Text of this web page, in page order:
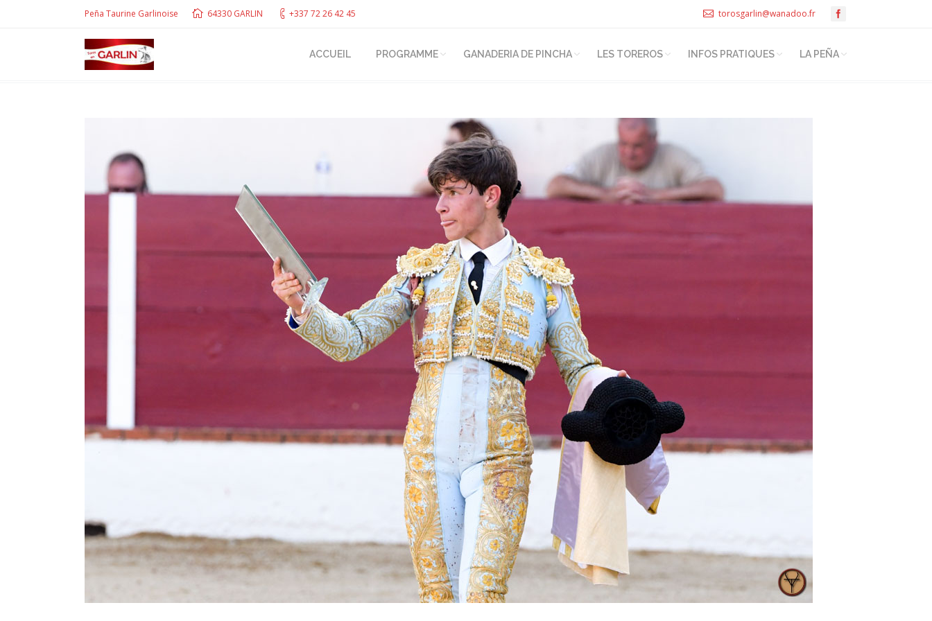
Peña Taurine Garlinoise 64330 GARLIN +337 72 26 42 45 torosgarlin@wanadoo.fr
ACCUEIL PROGRAMME GANADERIA DE PINCHA LES TOREROS INFOS PRATIQUES LA PEÑA